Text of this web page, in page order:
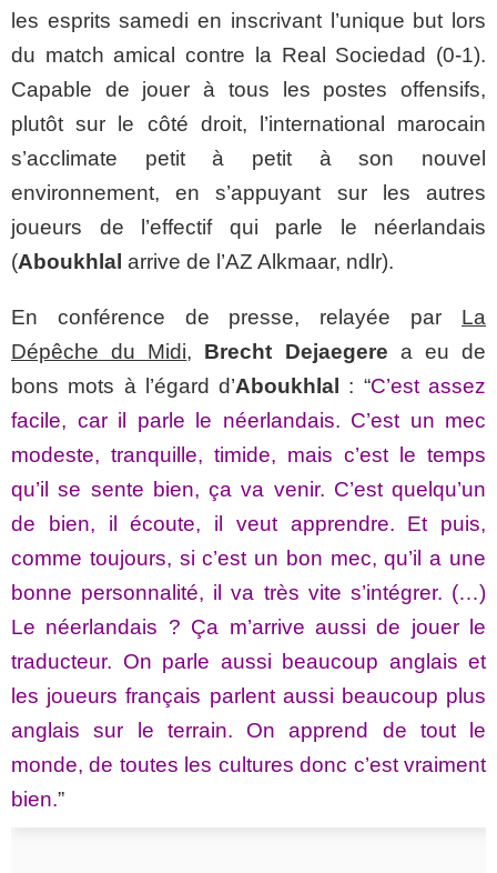
les esprits samedi en inscrivant l’unique but lors
du match amical contre la Real Sociedad (0-1).
Capable de jouer à tous les postes offensifs,
plutôt sur le côté droit, l’international marocain
s’acclimate petit à petit à son nouvel
environnement, en s’appuyant sur les autres
joueurs de l’effectif qui parle le néerlandais
(Aboukhlal arrive de l’AZ Alkmaar, ndlr).
En conférence de presse, relayée par La
Dépêche du Midi, Brecht Dejaegere a eu de
bons mots à l’égard d’Aboukhlal : “C’est assez
facile, car il parle le néerlandais. C’est un mec
modeste, tranquille, timide, mais c’est le temps
qu’il se sente bien, ça va venir. C’est quelqu’un
de bien, il écoute, il veut apprendre. Et puis,
comme toujours, si c’est un bon mec, qu’il a une
bonne personnalité, il va très vite s’intégrer. (…)
Le néerlandais ? Ça m’arrive aussi de jouer le
traducteur. On parle aussi beaucoup anglais et
les joueurs français parlent aussi beaucoup plus
anglais sur le terrain. On apprend de tout le
monde, de toutes les cultures donc c’est vraiment
bien.”